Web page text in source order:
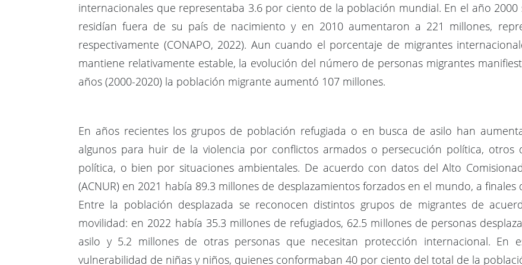
internacionales que representaba 3.6 por ciento de la población mundial. En el año
residían fuera de su país de nacimiento y en 2010 aumentaron a 221 millones,
respectivamente (CONAPO, 2022). Aun cuando el porcentaje de migrantes
mantiene relativamente estable, la evolución del número de personas migrantes
años (2000-2020) la población migrante aumentó 107 millones.
En años recientes los grupos de población refugiada o en busca de asilo han
algunos para huir de la violencia por conflictos armados o persecución política, otros
política, o bien por situaciones ambientales. De acuerdo con datos del Alto
(ACNUR) en 2021 había 89.3 millones de desplazamientos forzados en el mundo, a
Entre la población desplazada se reconocen distintos grupos de migrantes de
movilidad: en 2022 había 35.3 millones de refugiados, 62.5 millones de personas
asilo y 5.2 millones de otras personas que necesitan protección internacional. En
vulnerabilidad de niñas y niños, quienes conformaban 40 por ciento del total de la